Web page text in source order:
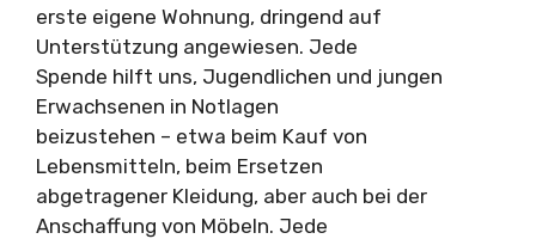
erste eigene Wohnung, dringend auf
Unterstützung angewiesen. Jede
Spende hilft uns, Jugendlichen und jungen
Erwachsenen in Notlagen
beizustehen – etwa beim Kauf von
Lebensmitteln, beim Ersetzen
abgetragener Kleidung, aber auch bei der
Anschaffung von Möbeln. Jede